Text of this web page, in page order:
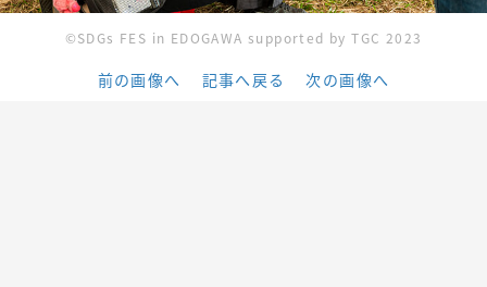
©︎SDGs FES in EDOGAWA supported by TGC 2023
前の画像へ 記事へ戻る 次の画像へ